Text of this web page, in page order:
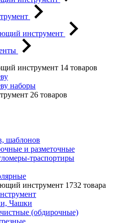
инструмент
инструмент 14 товаров
наборы
26 товаров
шаблонов
и разметочные
траспортиры
инструмент 1732 товара
Чашки
(обдирочные)